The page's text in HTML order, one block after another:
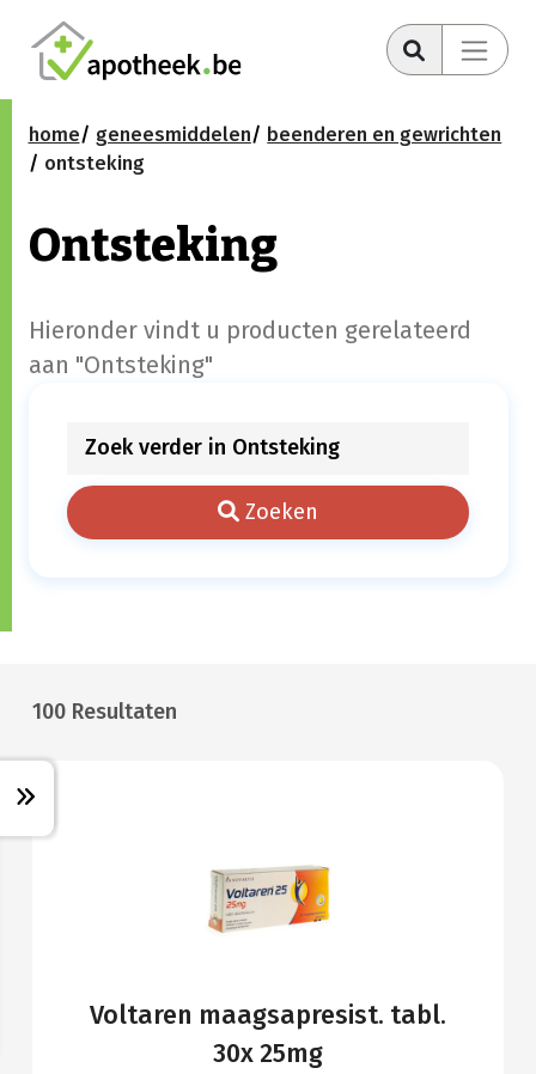
home geneesmiddelen
beenderen en gewrichten
ontsteking
Ontsteking
Hieronder vindt u producten gerelateerd
aan "Ontsteking"
Zoeken
100 Resultaten
Voltaren maagsapresist. tabl.
30x 25mg